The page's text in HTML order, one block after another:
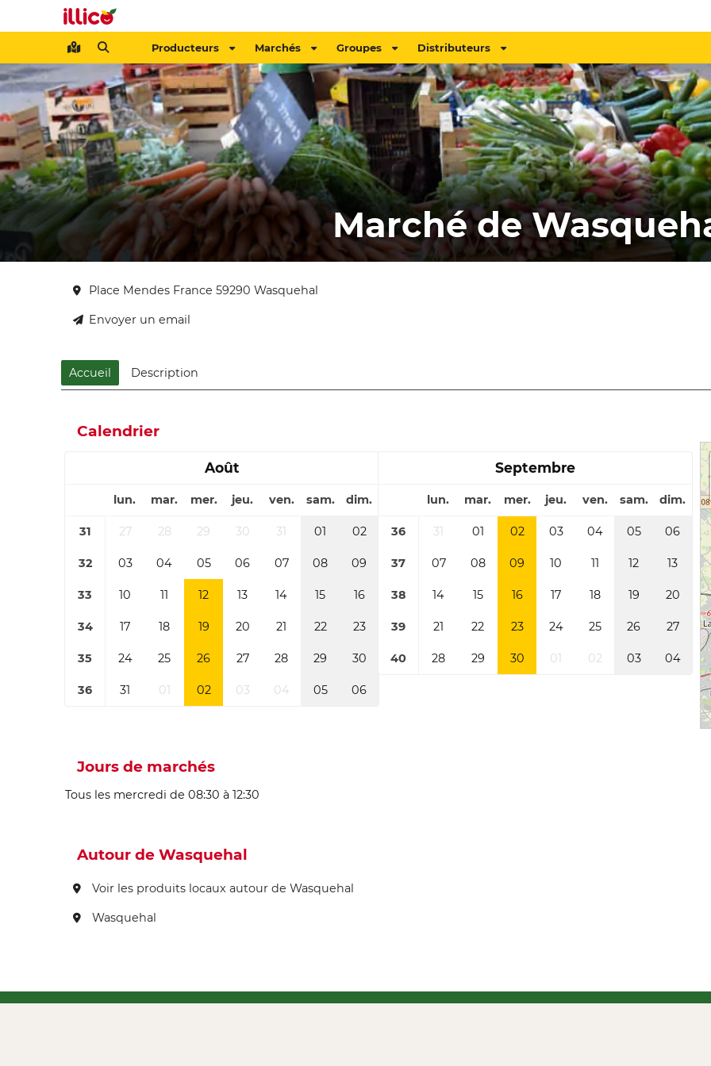
Producteurs Marchés Groupes Distributeurs
Marché de
Place Mendes France 59290 Wasquehal
Envoyer un email
Accueil Description
Calendrier
Août
lun. mar. mer. jeu. ven. sam. dim.
31 27 28 29 30 31 01 02
32 03 04 05 06 07 08 09
33 10 11 12 13 14 15 16
34 17 18 19 20 21 22 23
35 24 25 26 27 28 29 30
36 31 01 02 03 04 05 06
Septembre
lun. mar. mer. jeu. ven. sam. dim.
36 31 01 02 03 04 05 06
37 07 08 09 10 11 12 13
38 14 15 16 17 18 19 20
39 21 22 23 24 25 26 27
40 28 29 30 01 02 03 04
Jours de marchés
Tous les mercredi de 08:30 à 12:30
Autour de Wasquehal
Voir les produits locaux autour de Wasquehal
Wasquehal